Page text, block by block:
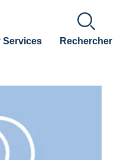
Services Rechercher